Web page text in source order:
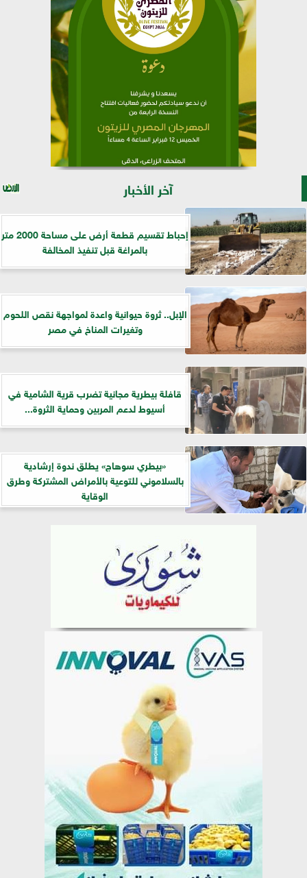
آخر الأخبار
إحباط تقسيم قطعة أرض على مساحة 2000 متر
بالمراغة قبل تنفيذ المخالفة
الإبل.. ثروة حيوانية واعدة لمواجهة نقص اللحوم
وتغيرات المناخ في مصر
قافلة بيطرية مجانية تضرب قرية الشامية في
أسيوط لدعم المربين وحماية الثروة...
«بيطري سوهاج» يطلق ندوة إرشادية
بالسلاموني للتوعية بالأمراض المشتركة وطرق
الوقاية